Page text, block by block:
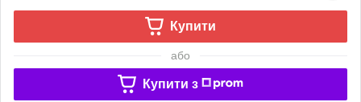
Купити
або
Купити з